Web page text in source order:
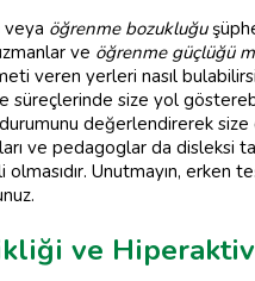
öğrenme bozukluğu
ve öğrenme güçlüğü
veren yerleri nasıl
size yol
durumunu değerlendirerek size
ve pedagoglar da disleksi
Unutmayın, erken
ve